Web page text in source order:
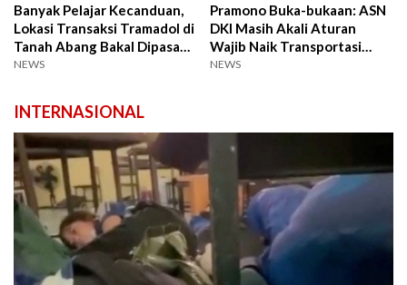
Banyak Pelajar Kecanduan,
Lokasi Transaksi Tramadol di
Tanah Abang Bakal Dipasang
CCTV
NEWS
Pramono Buka-bukaan: ASN
DKI Masih Akali Aturan
Wajib Naik Transportasi
Umum Tiap Rabu
NEWS
INTERNASIONAL